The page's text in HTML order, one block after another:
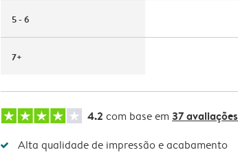
5 - 6
7+
4.2 com base em 37 avaliações
Alta qualidade de impressão e acabamento